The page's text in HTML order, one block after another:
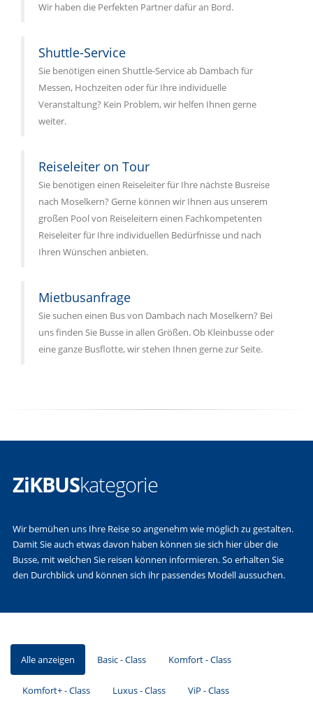
Wir haben die Perfekten Partner dafür an Bord.
Shuttle-Service
Sie benötigen einen Shuttle-Service ab Dambach für
Messen, Hochzeiten oder für Ihre individuelle
Veranstaltung? Kein Problem, wir helfen Ihnen gerne
weiter.
Reiseleiter on Tour
Sie benötigen einen Reiseleiter für Ihre nächste Busreise
nach Moselkern? Gerne können wir Ihnen aus unserem
großen Pool von Reiseleitern einen Fachkompetenten
Reiseleiter für Ihre individuellen Bedürfnisse und nach
Ihren Wünschen anbieten.
Mietbusanfrage
Sie suchen einen Bus von Dambach nach Moselkern? Bei
uns finden Sie Busse in allen Größen. Ob Kleinbusse oder
eine ganze Busflotte, wir stehen Ihnen gerne zur Seite.
ZiKBUSkategorie
Wir bemühen uns Ihre Reise so angenehm wie möglich zu gestalten.
Damit Sie auch etwas davon haben können sie sich hier über die
Busse, mit welchen Sie reisen können informieren. So erhalten Sie
den Durchblick und können sich ihr passendes Modell aussuchen.
Alle anzeigen Basic - Class Komfort - Class
Komfort+ - Class Luxus - Class ViP - Class